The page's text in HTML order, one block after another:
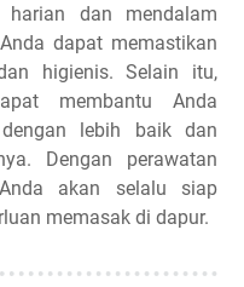
harian dan mendalam
dapat memastikan
higienis. Selain itu,
membantu Anda
lebih baik dan
Dengan perawatan
akan selalu siap
memasak di dapur.